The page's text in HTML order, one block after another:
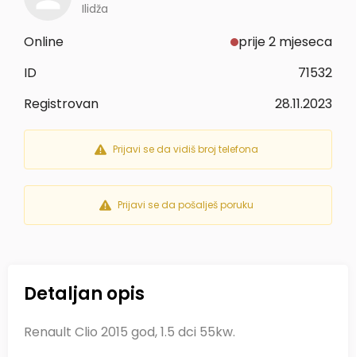
Ilidža
Online
prije 2 mjeseca
ID
71532
Registrovan
28.11.2023
Prijavi se da vidiš broj telefona
Prijavi se da pošalješ poruku
Detaljan opis
Renault Clio 2015 god, 1.5 dci 55kw.